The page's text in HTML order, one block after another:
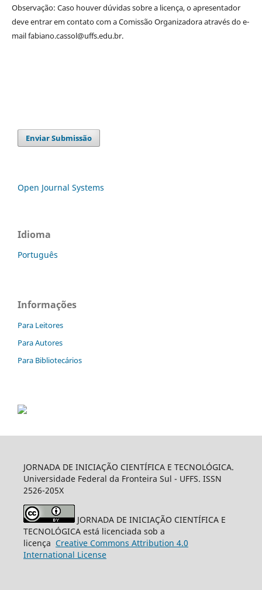
Observação: Caso houver dúvidas sobre a licença, o apresentador
deve entrar em contato com a Comissão Organizadora através do e-
mail fabiano.cassol@uffs.edu.br.
Enviar Submissão
Open Journal Systems
Idioma
Português
Informações
Para Leitores
Para Autores
Para Bibliotecários
JORNADA DE INICIAÇÃO CIENTÍFICA E TECNOLÓGICA.
Universidade Federal da Fronteira Sul - UFFS. ISSN
2526-205X
JORNADA DE INICIAÇÃO CIENTÍFICA E
TECNOLÓGICA está licenciada sob a
licença Creative Commons Attribution 4.0
International License